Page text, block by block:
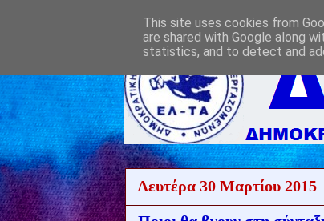
Δευτέρα 30 Μαρτίου 2015
This site uses cookies from
are shared with Google along
statistics, and to detect and